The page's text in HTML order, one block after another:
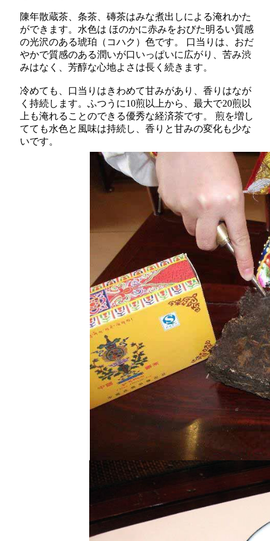
陳年散蔵茶、条茶、磚茶はみな煮出しによる淹れかた
ができます。水色は ほのかに赤みをおびた明るい質感
の光沢のある琥珀（コハク）色です。 口当りは、おだ
やかで質感のある潤いが口いっぱいに広がり、苦み渋
みはなく、芳醇な心地よさは長く続きます。
冷めても、口当りはきわめて甘みがあり、香りはなが
く持続します。ふつうに10煎以上から、最大で20煎以
上も淹れることのできる優秀な経済茶です。 煎を増し
てても水色と風味は持続し、香りと甘みの変化も少な
いです。